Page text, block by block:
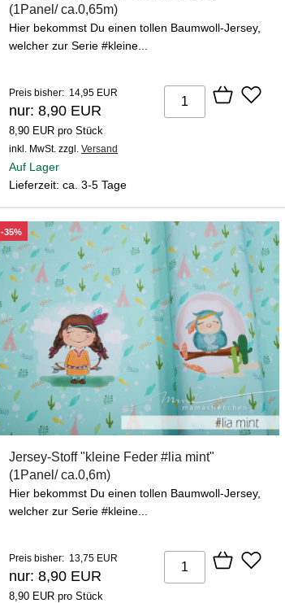
(1Panel/ ca.0,65m)
Hier bekommst Du einen tollen Baumwoll-Jersey,
welcher zur Serie #kleine...
Preis bisher: 14,95 EUR
nur: 8,90 EUR
8,90 EUR pro Stück
inkl. MwSt. zzgl. Versand
Auf Lager
Lieferzeit: ca. 3-5 Tage
-35%
Jersey-Stoff "kleine Feder #lia mint"
(1Panel/ ca.0,6m)
Hier bekommst Du einen tollen Baumwoll-Jersey,
welcher zur Serie #kleine...
Preis bisher: 13,75 EUR
nur: 8,90 EUR
8,90 EUR pro Stück